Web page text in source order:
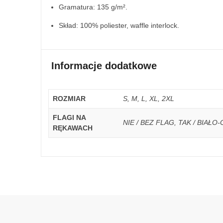
Gramatura: 135 g/m².
Skład: 100% poliester, waffle interlock.
Informacje dodatkowe
ROZMIAR S, M, L, XL, 2XL
FLAGI NA
RĘKAWACH
NIE / BEZ FLAG, TAK / BIAŁO-